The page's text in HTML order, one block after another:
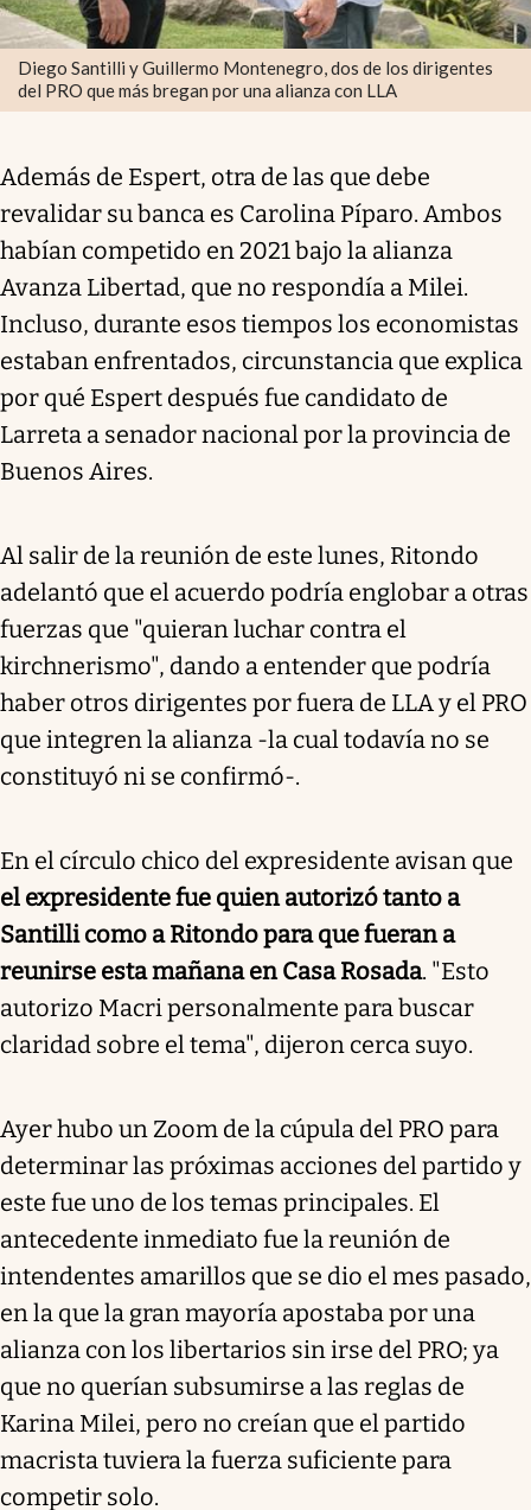
Diego Santilli y Guillermo Montenegro, dos de los dirigentes
del PRO que más bregan por una alianza con LLA
Además de Espert, otra de las que debe
revalidar su banca es Carolina Píparo. Ambos
habían competido en 2021 bajo la alianza
Avanza Libertad, que no respondía a Milei.
Incluso, durante esos tiempos los economistas
estaban enfrentados, circunstancia que explica
por qué Espert después fue candidato de
Larreta a senador nacional por la provincia de
Buenos Aires.
Al salir de la reunión de este lunes, Ritondo
adelantó que el acuerdo podría englobar a otras
fuerzas que "quieran luchar contra el
kirchnerismo", dando a entender que podría
haber otros dirigentes por fuera de LLA y el PRO
que integren la alianza -la cual todavía no se
constituyó ni se confirmó-.
En el círculo chico del expresidente avisan que
el expresidente fue quien autorizó tanto a
Santilli como a Ritondo para que fueran a
reunirse esta mañana en Casa Rosada. "Esto
autorizo Macri personalmente para buscar
claridad sobre el tema", dijeron cerca suyo.
Ayer hubo un Zoom de la cúpula del PRO para
determinar las próximas acciones del partido y
este fue uno de los temas principales. El
antecedente inmediato fue la reunión de
intendentes amarillos que se dio el mes pasado,
en la que la gran mayoría apostaba por una
alianza con los libertarios sin irse del PRO; ya
que no querían subsumirse a las reglas de
Karina Milei, pero no creían que el partido
macrista tuviera la fuerza suficiente para
competir solo.